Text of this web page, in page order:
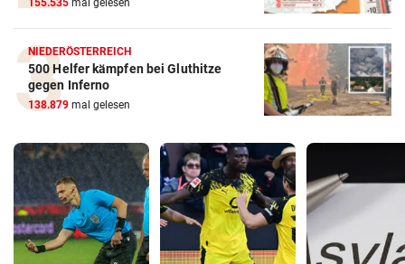
155.535 mal gelesen
NIEDERÖSTERREICH
500 Helfer kämpfen bei Gluthitze
gegen Inferno
138.879 mal gelesen